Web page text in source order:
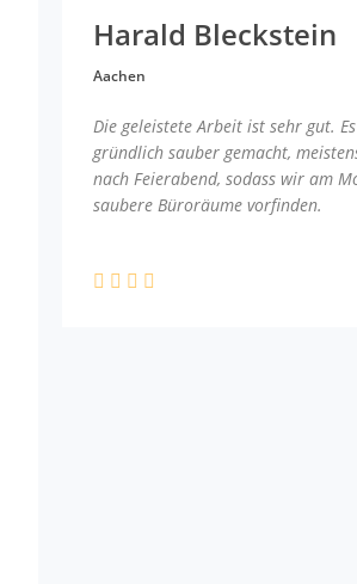
Harald Bleckstein
Aachen
Die geleistete Arbeit ist sehr gut.
gründlich sauber gemacht,
nach Feierabend, sodass wir am
saubere Büroräume vorfinden.